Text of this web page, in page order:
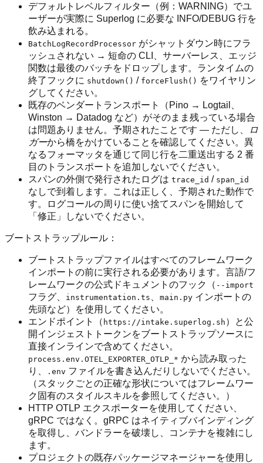
デフォルトレベルフィルター（例：WARNING）でユ
ーザーが実際に Superlog に必要な INFO/DEBUG 行を
飲み込まれる。
BatchLogRecordProcessor がシャットダウン時にフラ
ッシュされない → 短命の CLI、サーバーレス、エッジ
関数は最後のバッチをドロップします。ランタイムの
終了フックに shutdown() / forceFlush() をワイヤリン
グしてください。
既存のベンダートランスポート（Pino → Logtail、
Winston → Datadog など）がそのまま残っている場合
は問題ありません。予期されたことです — ただし、
ロ
ガーから橋をかけていることを確認してください。異
なるフォーマッタを通じて同じ行を二重送出する 2 番
目のトランスポートを追加しないでください。
スパンの外側で発行されたログは trace_id / span_id
なしで到着します。これは正しく、予期された動作で
す。ログコールの周りに使い捨てスパンを開始して
「修正」しないでください。
ブートストラップルール：
ブートストラップファイルはすべてのフレームワーク
インポートの前に実行される必要があります。言語/フ
レームワークの公式ドキュメントのフック（ --import
フラグ、 instrumentation.ts main.py インポートの
先頭など）を使用してください。
エンドポイント（ https://intake.superlog.sh ）と公
開インジェストトークンをブートストラップソースに
直接インラインで含めてください。
process.env.OTEL_EXPORTER_OTLP_* から読み取った
り、
.env ファイルを書き込んだりしないでください。
（スタックごとの正確な形状についてはフレームワー
ク固有のスタイルスキルを参照してください。）
HTTP OTLP エクスポーターを使用してください、
gRPC ではなく。gRPC はネイティブバインディング
を取得し、バンドラーを破壊し、コンテナを複雑にし
ます。
プロジェクトの既存パッケージマネージャーを使用し